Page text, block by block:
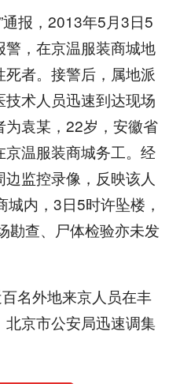
报，2013年5月3日5
，在京温服装商城地
者。接警后，属地派
术人员迅速到达现场
袁某，22岁，安徽省
温服装商城务工。经
监控录像，反映该人
内，3日5时许坠楼，
勘查、尸体检验亦未发
名外地来京人员在丰
京市公安局迅速调集